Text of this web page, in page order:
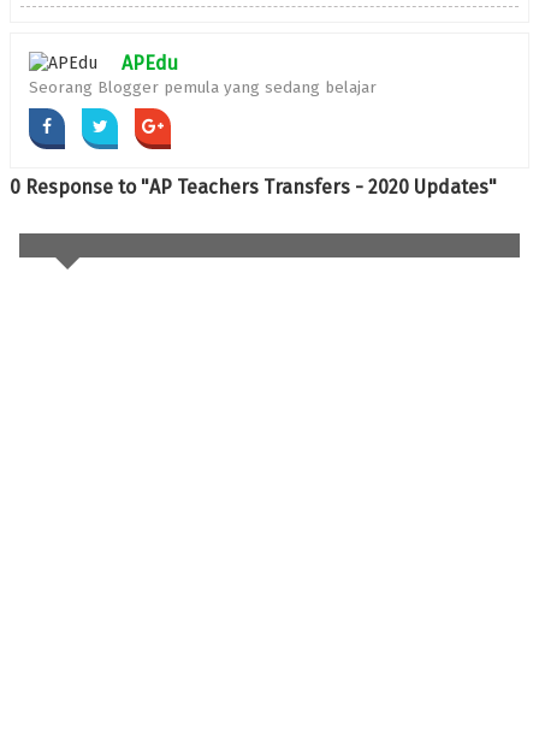
APEdu
Seorang Blogger pemula yang sedang belajar
0 Response to "AP Teachers Transfers - 2020 Updates"